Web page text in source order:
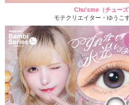
Chu'sme（チューズ
モテクリエイター・ゆうこ